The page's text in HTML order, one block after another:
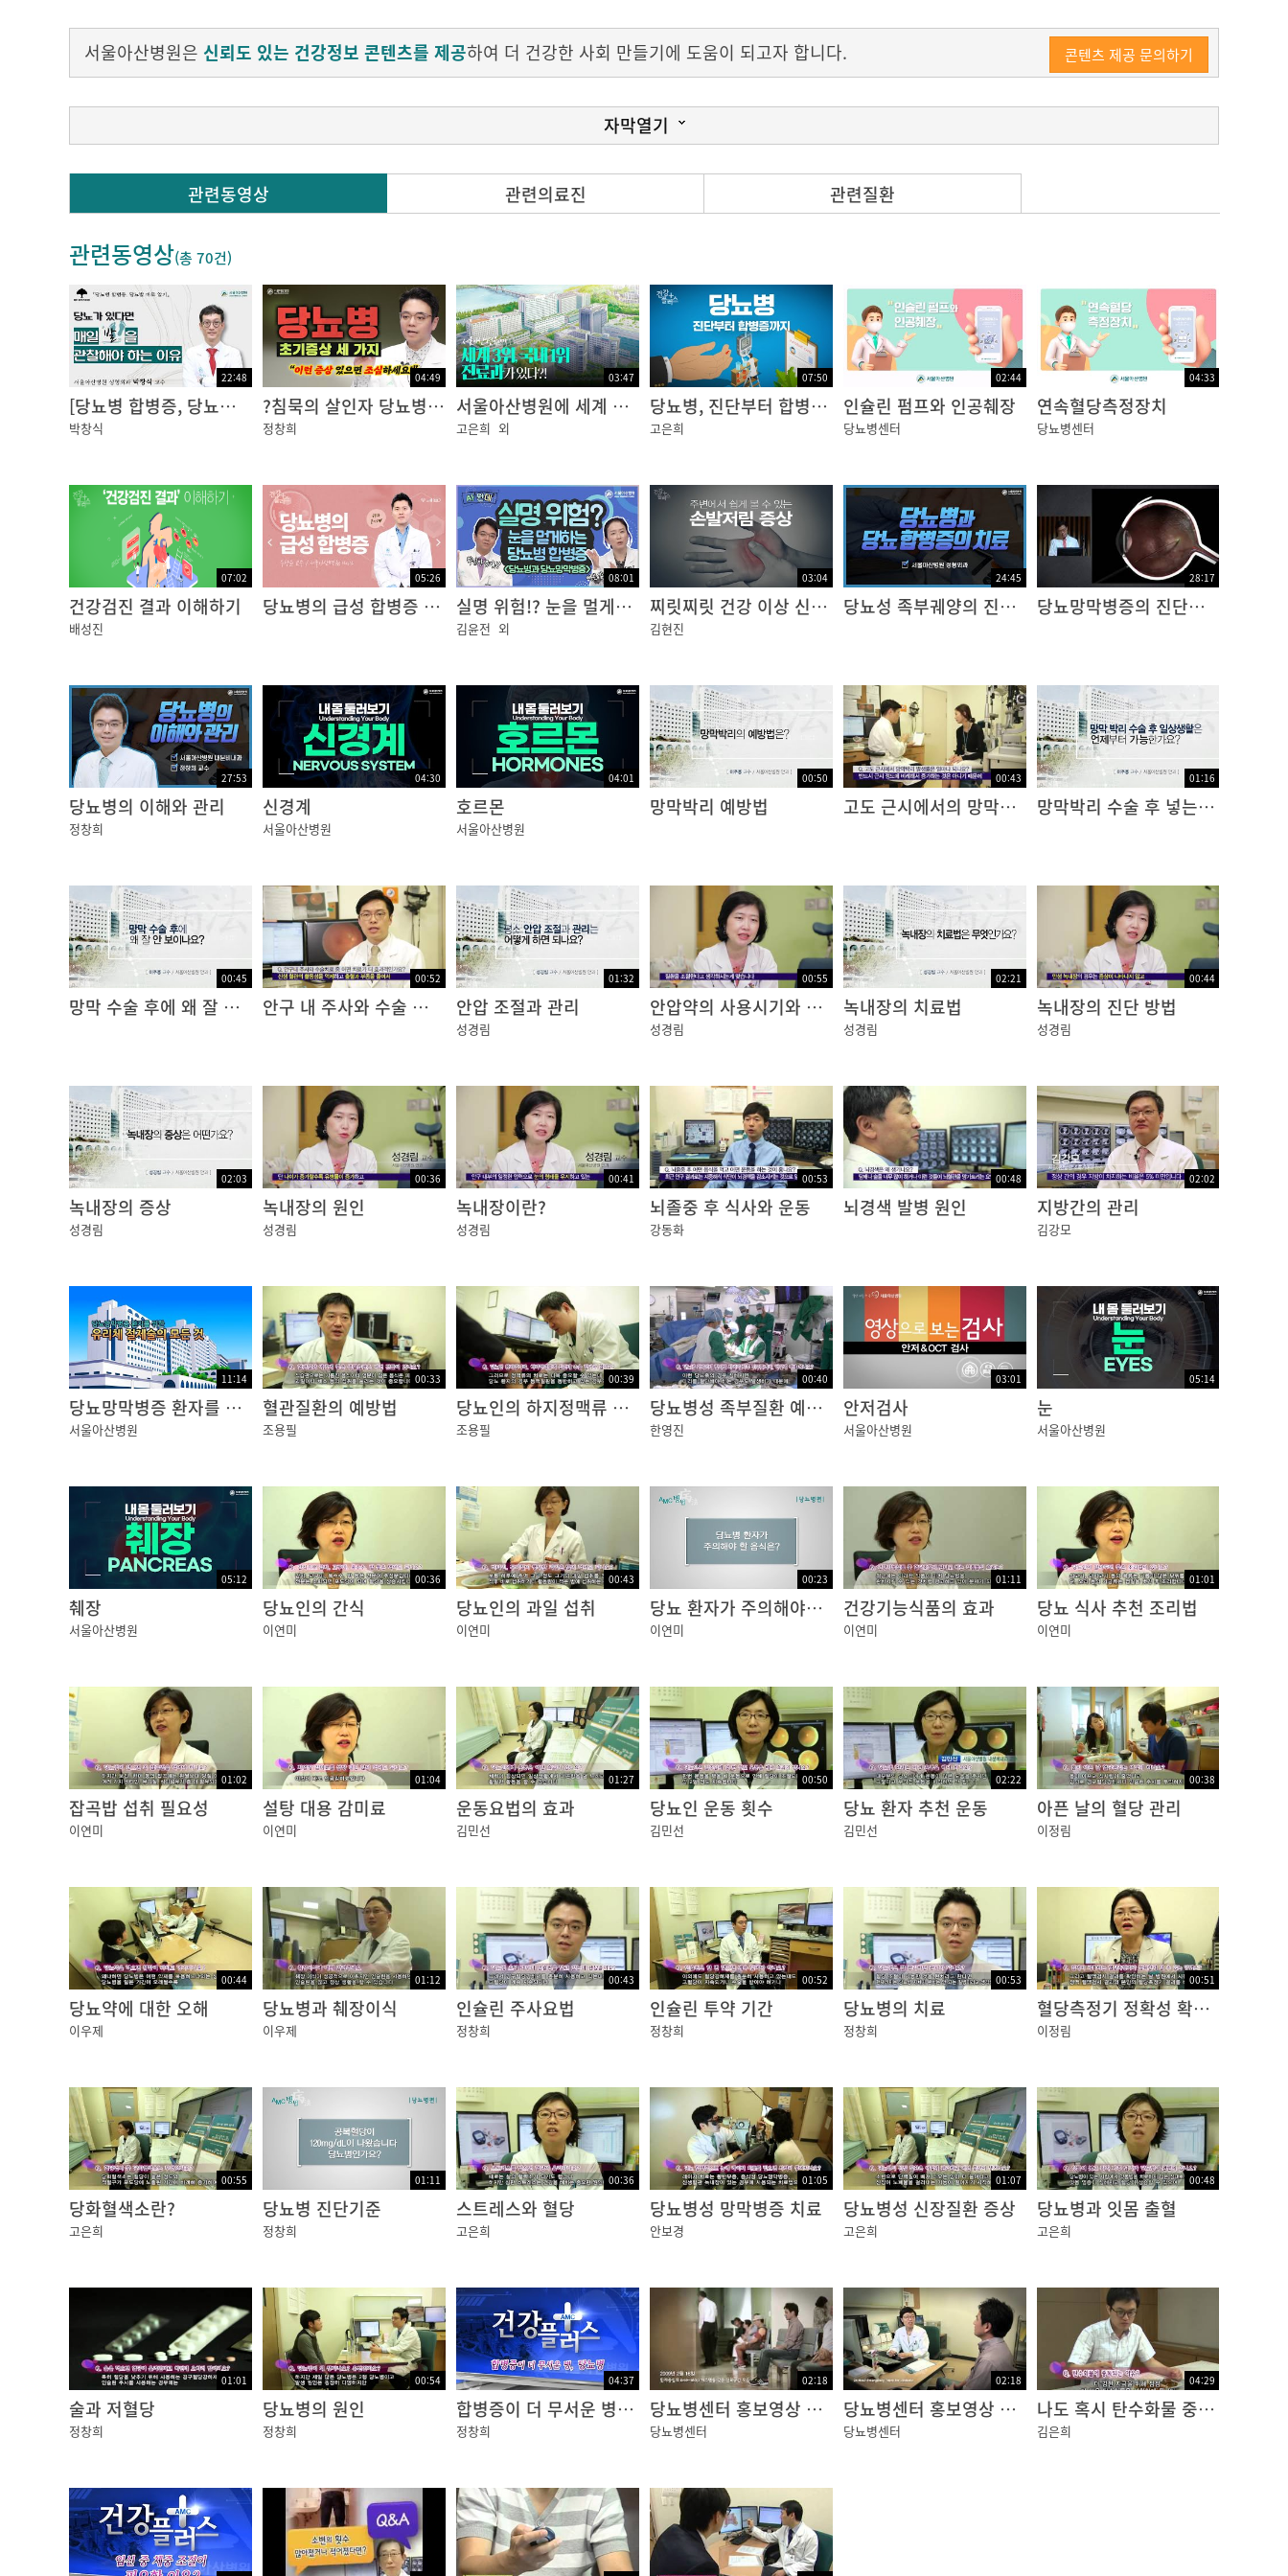
서울아산병원은 신뢰도 있는 건강정보 콘텐츠를 제공하여 더 건강한 사회 만들기에 도움이 되고자 합니다. 콘텐츠 제공 문의하기
자막열기
Q. 집에서 혈당측정을 꼭 해야 하나요? 하루에 몇 번 측정하나요?
하지만 혈당이 아주 높거나 낮지 않으면 우리 몸은 아무런 증상도 느낄 수 없습니다.
따라서 당뇨인은 본인의 혈당 상태를 파악하기 위해서 규칙적으로 자가 혈당을 측정하는 것이 필요합니다.
자가 혈당측정은 인슐린을 사용하는 경우 초기에는 매일 4회 측정하는 것이 필요하며, 경구혈당강하제를 복용하는 경우나 처음 당뇨병을 진단받은 경우에
도 매일 4회 시행하면서 혈당조절 상태를 평가하고, 혈당이 잘 조절되는 안정된 상태가 되면 일주일에 2~3번, 아침 식전 혈당과 특별한 음식을 먹었을 때
식후 2시간에 즉, 하루에 1~2번, 주2~3일 정도 혈당을 측정하는 것이 좋습니다.
기억할 것은 혈당을 얼마나 자주 측정하느냐가 중요한 것이 아니라, 혈당이 음식의 종류나 운동 여부, 스트레스 상태 등에 따라서 어떻게 변화하는지를 관
찰하여 고혈당이나 저혈당의 발생원인을 확인하고 수정하는 것이 중요합니다.
관련동영상 관련의료진 관련질환
관련동영상(총 70건)
22:48
[당뇨병 합병증, 당뇨발] 당뇨가 있다면 매일 발을 관찰해야 하는 이유: 성형외과 박창식 교수ㅣ동아아산건강강좌
박창식
04:49
?침묵의 살인자 당뇨병? 초기증상은 어떤 것들이 있을까?
정창희
03:47
서울아산병원에 세계 3위, 국내 1위 진료과가 있다?! ㅣ 뉴스위크 2024 임상분야별 세계 최고 병원
고은희 외
07:50
당뇨병, 진단부터 합병증까지
고은희
02:44
인슐린 펌프와 인공췌장
당뇨병센터
04:33
연속혈당측정장치
당뇨병센터
07:02
건강검진 결과 이해하기
배성진
05:26
당뇨병의 급성 합병증 [건강플러스]
08:01
실명 위험!? 눈을 멀게하는 당뇨병 합병증, 당뇨망막병증
김윤전 외
03:04
찌릿찌릿 건강 이상 신호, 손발 저림 [건강플러스]
김현진
24:45
당뇨성 족부궤양의 진단과 치료
28:17
당뇨망막병증의 진단과 치료
27:53
당뇨병의 이해와 관리
정창희
04:30
신경계
서울아산병원
04:01
호르몬
서울아산병원
00:50
망막박리 예방법
00:43
고도 근시에서의 망막박리 발생률
01:16
망막박리 수술 후 넣는 공기, 가스, 기름의 차이점
00:45
망막 수술 후에 왜 잘 안보이나요?
00:52
안구 내 주사와 수술 치료 중 어떤 치료가 더 효과적 인가요?
01:32
안압 조절과 관리
성경림
00:55
안압약의 사용시기와 부작용
성경림
02:21
녹내장의 치료법
성경림
00:44
녹내장의 진단 방법
성경림
02:03
녹내장의 증상
성경림
00:36
녹내장의 원인
성경림
00:41
녹내장이란?
성경림
00:53
뇌졸중 후 식사와 운동
강동화
00:48
뇌경색 발병 원인
02:02
지방간의 관리
김강모
11:14
당뇨망막병증 환자를 위한 유리체 절제술의 모든 것
서울아산병원
00:33
혈관질환의 예방법
조용필
00:39
당뇨인의 하지정맥류 수술
조용필
00:40
당뇨병성 족부질환 예방법
한영진
03:01
안저검사
서울아산병원
05:14
눈
서울아산병원
05:12
췌장
서울아산병원
00:36
당뇨인의 간식
이연미
00:43
당뇨인의 과일 섭취
이연미
00:23
당뇨 환자가 주의해야할 음식
이연미
01:11
건강기능식품의 효과
이연미
01:01
당뇨 식사 추천 조리법
이연미
01:02
잡곡밥 섭취 필요성
이연미
01:04
설탕 대용 감미료
이연미
01:27
운동요법의 효과
김민선
00:50
당뇨인 운동 횟수
김민선
02:22
당뇨 환자 추천 운동
김민선
00:38
아픈 날의 혈당 관리
이정림
00:44
당뇨약에 대한 오해
이우제
01:12
당뇨병과 췌장이식
이우제
00:43
인슐린 주사요법
정창희
00:52
인슐린 투약 기간
정창희
00:53
당뇨병의 치료
정창희
00:51
혈당측정기 정확성 확인법
이정림
00:55
당화혈색소란?
고은희
01:11
당뇨병 진단기준
정창희
00:36
스트레스와 혈당
고은희
01:05
당뇨병성 망막병증 치료
안보경
01:07
당뇨병성 신장질환 증상
고은희
00:48
당뇨병과 잇몸 출혈
고은희
01:01
술과 저혈당
정창희
00:54
당뇨병의 원인
정창희
04:37
합병증이 더 무서운 병, 당뇨병
정창희
02:18
당뇨병센터 홍보영상 국문
당뇨병센터
02:18
당뇨병센터 홍보영상 영문
당뇨병센터
04:29
나도 혹시 탄수화물 중독?
김은희